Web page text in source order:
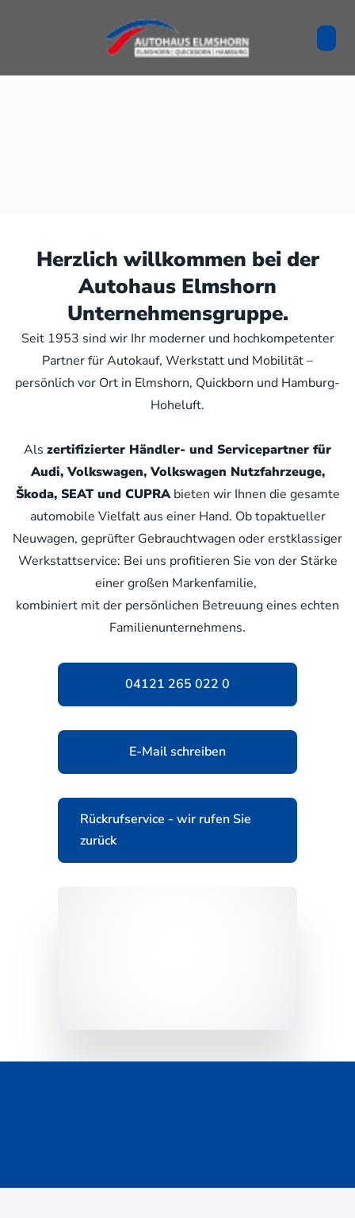
Herzlich willkommen bei der
Autohaus Elmshorn
Unternehmensgruppe.
Seit 1953 sind wir Ihr moderner und hochkompetenter
Partner für Autokauf, Werkstatt und Mobilität –
persönlich vor Ort in Elmshorn, Quickborn und Hamburg-
Hoheluft.
Als zertifizierter Händler- und Servicepartner für
Audi, Volkswagen, Volkswagen Nutzfahrzeuge,
Škoda, SEAT und CUPRAbieten wir Ihnen die gesamte
automobile Vielfalt aus einer Hand. Ob topaktueller
Neuwagen, geprüfter Gebrauchtwagen oder erstklassiger
Werkstattservice: Bei uns profitieren Sie von der Stärke
einer großen Markenfamilie,
kombiniert mit der persönlichen Betreuung eines echten
Familienunternehmens.
04121 265 022 0
E-Mail schreiben
Rückrufservice - wir rufen Sie
zurück